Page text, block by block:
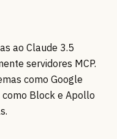
ao Claude 3.5
servidores MCP.
como Google
como Block e Apollo